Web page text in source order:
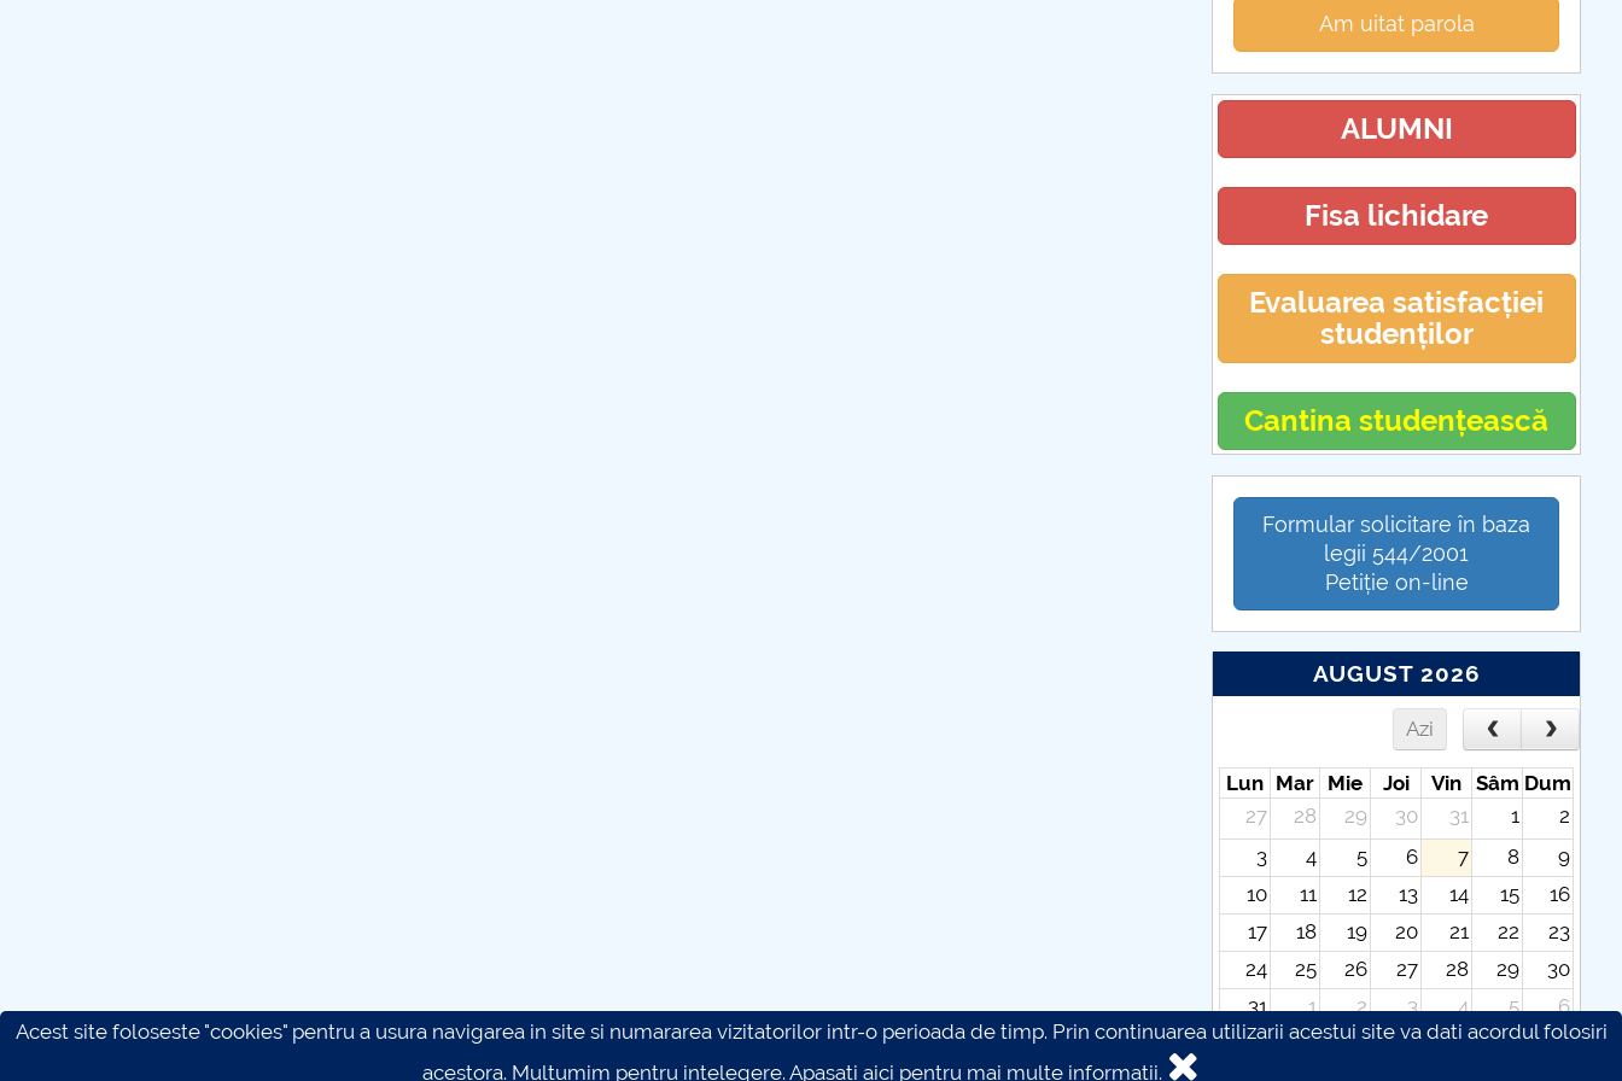
Am uitat parola
ALUMNI
Fisa lichidare
Evaluarea satisfacției
studenților
Cantina studențească
Formular solicitare în baza
legii 544/2001
Petiție on-line
AUGUST 2026
Azi
Lun Mar Mie Joi Vin Sâm Dum
27
28 29 30 31 1
2
3
4 5 6 7 8
9
10
11 12 13 14 15
16
17
18 19 20 21 22
23
24
25 26 27 28 29
30
31
1 2 3 4 5
6
Acest site foloseste "cookies" pentru a usura navigarea in site si numararea vizitatorilor intr-o perioada de timp. Prin continuarea utilizarii acestui site va dati acordul folosiri
acestora. Multumim pentru intelegere.Apasati aici pentru mai multe informatii.